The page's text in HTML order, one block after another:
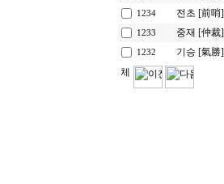
1234 전초 [前哨]
1233 중재 [仲裁]
1232 기승 [氣勝]